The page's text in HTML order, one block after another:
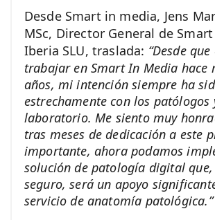
Desde Smart in media, Jens
MSc, Director General de
Iberia SLU, traslada: “Desde
trabajar en Smart In Media hace
años, mi intención siempre ha
estrechamente con los patólogos
laboratorio. Me siento muy
tras meses de dedicación a este
importante, ahora podamos
solución de patología digital que,
seguro, será un apoyo
servicio de anatomía patológica.”